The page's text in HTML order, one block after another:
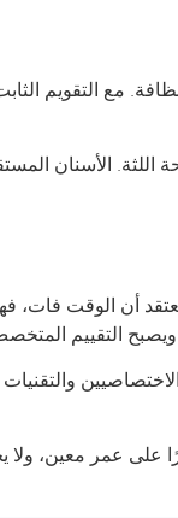
اللثة. الأسنان
أن الوقت فات،
على عمر معين، ولا